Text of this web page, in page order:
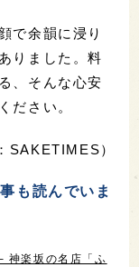
で余韻に浸り
りました。料
、そんな心安
ださい。
SAKETIMES）
も読んでいま
神楽坂の名店「ふ